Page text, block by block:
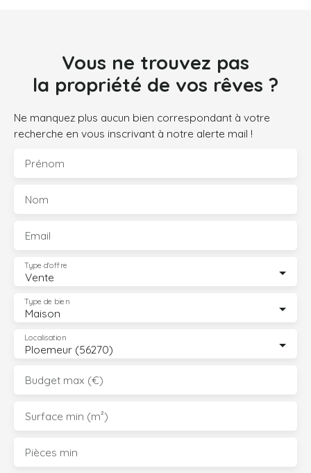
Vous ne trouvez pas
la propriété de vos rêves ?
Ne manquez plus aucun bien correspondant à votre
recherche en vous inscrivant à notre alerte mail !
Prénom
Nom
Email
Vente
Type d'offre
Maison
Type de bien
Ploemeur (56270)
Localisation
Budget max (€)
Surface min (m²)
Pièces min